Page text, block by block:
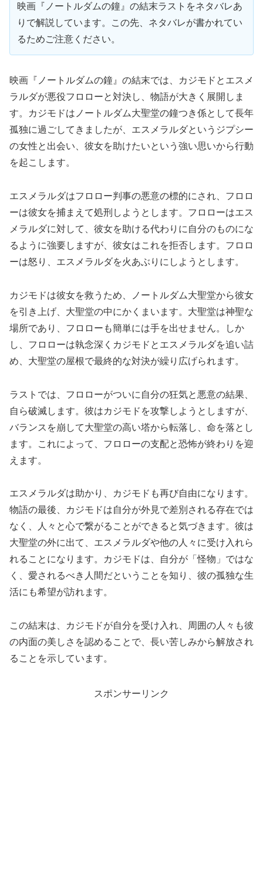
映画『ノートルダムの鐘』の結末ラストをネタバレあ
りで解説しています。この先、ネタバレが書かれてい
るためご注意ください。
映画『ノートルダムの鐘』の結末では、カジモドとエスメ
ラルダが悪役フロローと対決し、物語が大きく展開しま
す。カジモドはノートルダム大聖堂の鐘つき係として長年
孤独に過ごしてきましたが、エスメラルダというジプシー
の女性と出会い、彼女を助けたいという強い思いから行動
を起こします。
エスメラルダはフロロー判事の悪意の標的にされ、フロロ
ーは彼女を捕まえて処刑しようとします。フロローはエス
メラルダに対して、彼女を助ける代わりに自分のものにな
るように強要しますが、彼女はこれを拒否します。フロロ
ーは怒り、エスメラルダを火あぶりにしようとします。
カジモドは彼女を救うため、ノートルダム大聖堂から彼女
を引き上げ、大聖堂の中にかくまいます。大聖堂は神聖な
場所であり、フロローも簡単には手を出せません。しか
し、フロローは執念深くカジモドとエスメラルダを追い詰
め、大聖堂の屋根で最終的な対決が繰り広げられます。
ラストでは、フロローがついに自分の狂気と悪意の結果、
自ら破滅します。彼はカジモドを攻撃しようとしますが、
バランスを崩して大聖堂の高い塔から転落し、命を落とし
ます。これによって、フロローの支配と恐怖が終わりを迎
えます。
エスメラルダは助かり、カジモドも再び自由になります。
物語の最後、カジモドは自分が外見で差別される存在では
なく、人々と心で繋がることができると気づきます。彼は
大聖堂の外に出て、エスメラルダや他の人々に受け入れら
れることになります。カジモドは、自分が「怪物」ではな
く、愛されるべき人間だということを知り、彼の孤独な生
活にも希望が訪れます。
この結末は、カジモドが自分を受け入れ、周囲の人々も彼
の内面の美しさを認めることで、長い苦しみから解放され
ることを示しています。
スポンサーリンク